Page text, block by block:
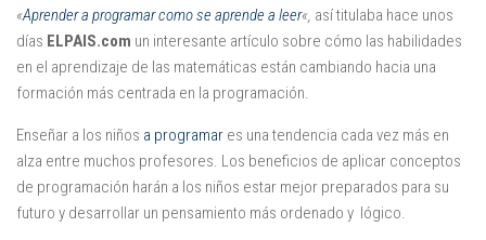
de cuentos e historias
para jugar con la música
de matemáticas
Android
Apple
«Aprender a programar como se aprende a leer«, así titulaba hace unos
días ELPAIS.com un interesante artículo sobre cómo las habilidades
en el aprendizaje de las matemáticas están cambiando hacia una
formación más centrada en la programación.
Enseñar a los niños a programar es una tendencia cada vez más en
alza entre muchos profesores. Los beneficios de aplicar conceptos
de programación harán a los niños estar mejor preparados para su
futuro y desarrollar un pensamiento más ordenado y lógico.